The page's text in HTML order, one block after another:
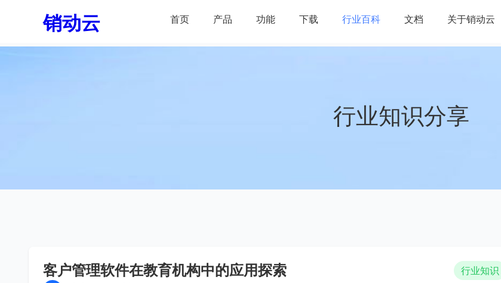
销动云 首页 产品 功能 下载 行业百科 文档 关于销动云
行业知识分享
客户管理软件在教育机构中的应用探索
行业知识